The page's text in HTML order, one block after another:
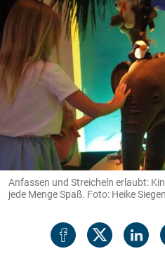
Anfassen und Streicheln erlaubt:
jede Menge Spaß. Foto: Heike